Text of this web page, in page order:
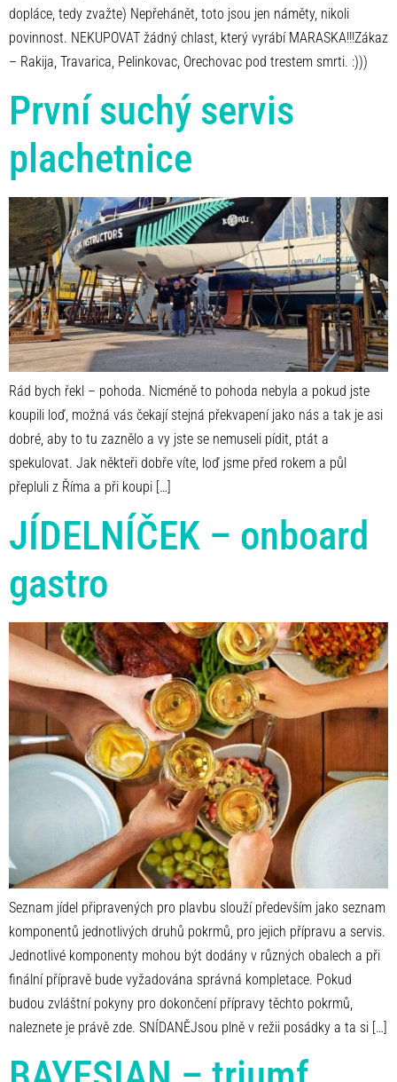
dopláce, tedy zvažte) Nepřehánět, toto jsou jen náměty, nikoli
povinnost. NEKUPOVAT žádný chlast, který vyrábí MARASKA!!!Zákaz
– Rakija, Travarica, Pelinkovac, Orechovac pod trestem smrti. :)))
První suchý servis
plachetnice
Rád bych řekl – pohoda. Nicméně to pohoda nebyla a pokud jste
koupili loď, možná vás čekají stejná překvapení jako nás a tak je asi
dobré, aby to tu zaznělo a vy jste se nemuseli pídit, ptát a
spekulovat. Jak někteři dobře víte, loď jsme před rokem a půl
přepluli z Říma a při koupi […]
JÍDELNÍČEK – onboard
gastro
Seznam jídel připravených pro plavbu slouží především jako seznam
komponentů jednotlivých druhů pokrmů, pro jejich přípravu a servis.
Jednotlivé komponenty mohou být dodány v různých obalech a při
finální přípravě bude vyžadována správná kompletace. Pokud
budou zvláštní pokyny pro dokončení přípravy těchto pokrmů,
naleznete je právě zde. SNÍDANĚJsou plně v režii posádky a ta si […]